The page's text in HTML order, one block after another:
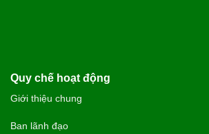
Quy chế hoạt động
Giới thiệu chung
Ban lãnh đạo